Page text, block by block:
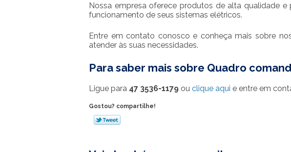
Nossa empresa oferece produtos de alta qualidade
funcionamento de seus sistemas elétricos.
Entre em contato conosco e conheça mais sobre
atender às suas necessidades.
Para saber mais sobre Quadro
Ligue para 47 3536-1179 ou clique aqui e entre em
Gostou? compartilhe!